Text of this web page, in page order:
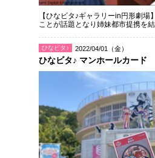
【ひなビタ♪ギャラリーin円形劇場
ことが話題となり姉妹都市提携を
2022/04/01（金）
ひなビタ♪
ひなビタ♪ マンホールカード